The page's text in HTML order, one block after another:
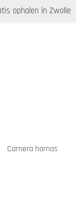
ophalen in Zwolle
Camera harnas